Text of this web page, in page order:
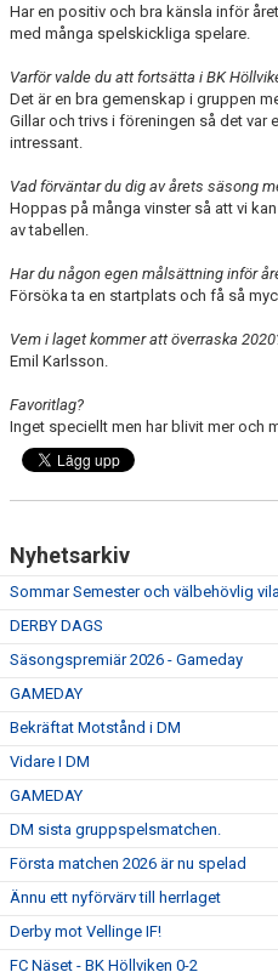
Har en positiv och bra känsla inför
med många spelskickliga spelare.
Varför valde du att fortsätta i BK
Det är en bra gemenskap i gruppen
Gillar och trivs i föreningen så det var
intressant.
Vad förväntar du dig av årets säsong
Hoppas på många vinster så att vi
av tabellen.
Har du någon egen målsättning inför
Försöka ta en startplats och få så
Vem i laget kommer att överraska
Emil Karlsson.
Favoritlag?
Inget speciellt men har blivit mer och
Nyhetsarkiv
Sommar Semester och välbehövlig
DERBY DAGS
Säsongspremiär 2026 - Gameday
GAMEDAY
Bekräftat Motstånd i DM
Vidare I DM
GAMEDAY
DM sista gruppspelsmatchen.
Första matchen 2026 är nu spelad
Ännu ett nyförvärv till herrlaget
Derby mot Vellinge IF!
FC Näset - BK Höllviken 0-2